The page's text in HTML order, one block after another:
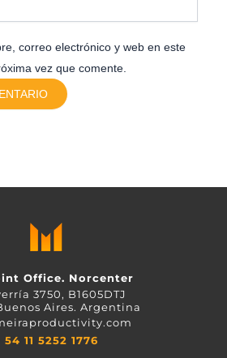
correo electrónico y web en este
vez que comente.
Office. Norcenter
3750, B1605DTJ
Aires. Argentina
54 11 5252 1776